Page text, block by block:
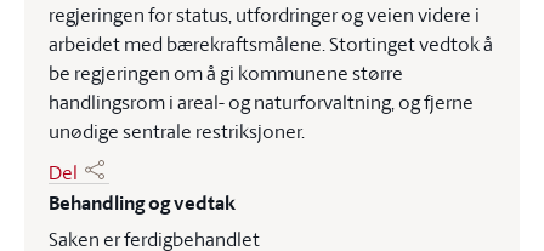
regjeringen for status, utfordringer og veien videre i
arbeidet med bærekraftsmålene. Stortinget vedtok å
be regjeringen om å gi kommunene større
handlingsrom i areal- og naturforvaltning, og fjerne
unødige sentrale restriksjoner.
Del
Behandling og vedtak
Saken er ferdigbehandlet